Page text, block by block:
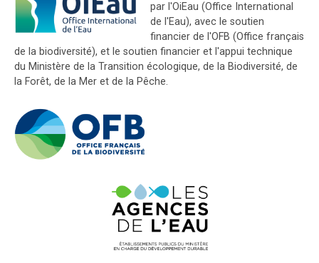
par l'OiEau (Office International
de l'Eau), avec le soutien
financier de l'OFB (Office français
de la biodiversité), et le soutien financier et l'appui technique
du Ministère de la Transition écologique, de la Biodiversité, de
la Forêt, de la Mer et de la Pêche.